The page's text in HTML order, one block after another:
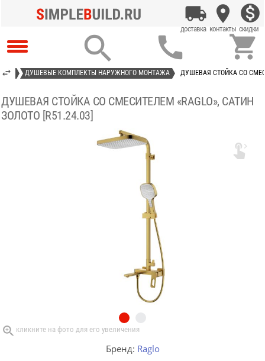
  
ДУШЕВЫЕ КОМПЛЕКТЫ НАРУЖНОГО МОНТАЖА ДУШЕВАЯ СТОЙКА СО
ДУШЕВАЯ СТОЙКА СО СМЕСИТЕЛЕМ «RAGLO», САТИН
ЗОЛОТО [R51.24.03]

Бренд: Raglo